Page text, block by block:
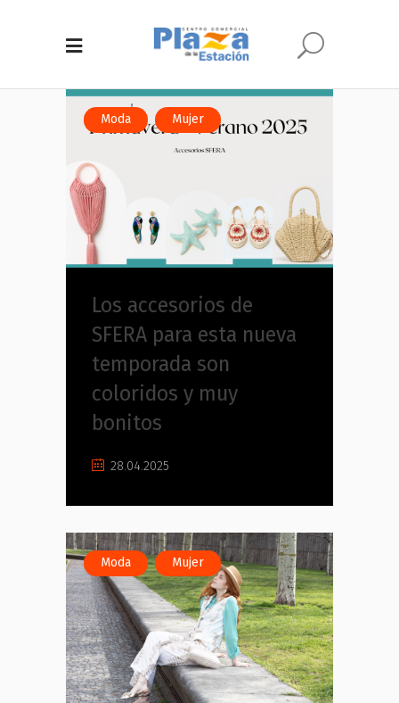
Moda
,
Mujer
Los accesorios de
SFERA para esta nueva
temporada son
coloridos y muy
bonitos
28.04.2025
Moda
,
Mujer